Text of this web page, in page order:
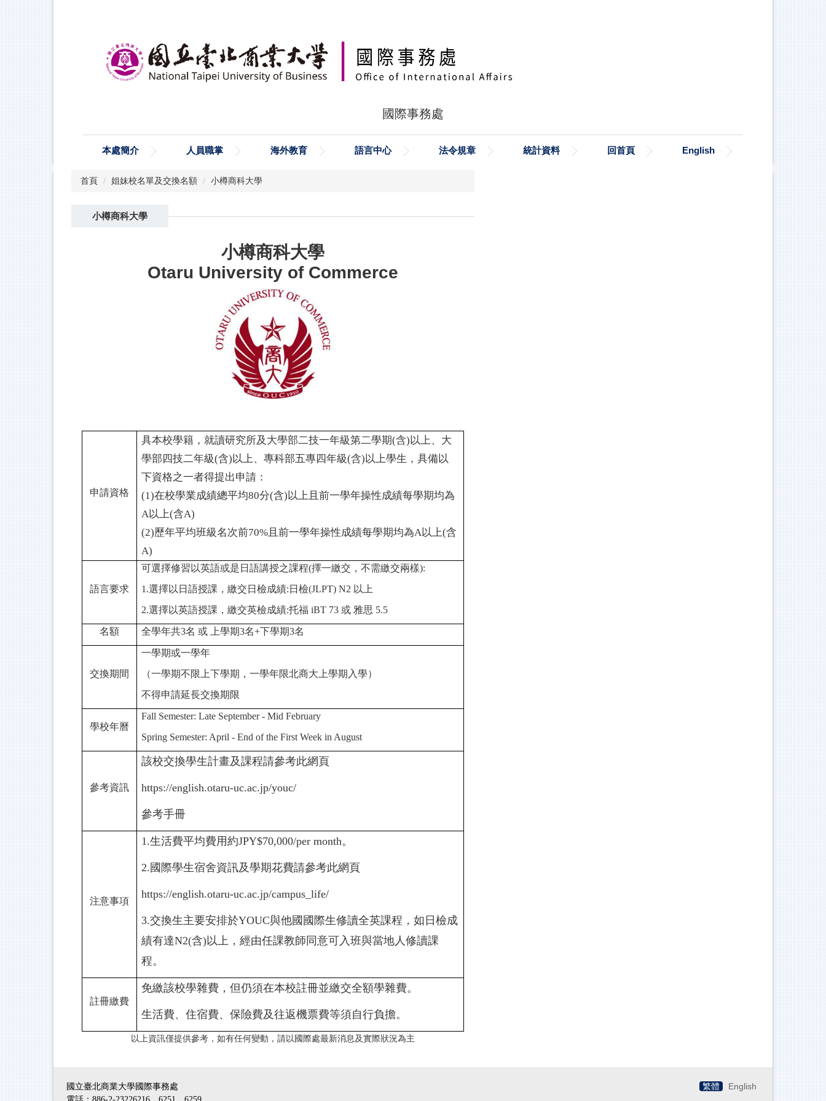
國際事務處
本處簡介 人員職掌 海外教育 語言中心 法令規章 統計資料 回首頁 English
首頁 姐妹校名單及交換名額 小樽商科大學
小樽商科大學
小樽商科大學
Otaru University of Commerce
申請資格
具本校學籍，就讀研究所及大學部二技一年級第二學期(含)以上、大
學部四技二年級(含)以上、專科部五專四年級(含)以上學生，具備以
下資格之一者得提出申請：
(1)在校學業成績總平均80分(含)以上且前一學年操性成績每學期均為
A以上(含A)
(2)歷年平均班級名次前70%且前一學年操性成績每學期均為A以上(含
A)
語言要求
可選擇修習以英語或是日語講授之課程(擇一繳交，不需繳交兩樣):
1.選擇以日語授課，繳交日檢成績:日檢(JLPT) N2 以上
2.選擇以英語授課，繳交英檢成績:托福 iBT 73 或 雅思 5.5
名額 全學年共3名 或 上學期3名+下學期3名
交換期間
一學期或一學年
（一學期不限上下學期，一學年限北商大上學期入學）
不得申請延長交換期限
學校年曆
Fall Semester: Late September - Mid February
Spring Semester: April - End of the First Week in August
參考資訊
該校交換學生計畫及課程請參考此網頁
https://english.otaru-uc.ac.jp/youc/
參考手冊
注意事項
1.生活費平均費用約JPY$70,000/per month。
2.國際學生宿舍資訊及學期花費請參考此網頁
https://english.otaru-uc.ac.jp/campus_life/
3.交換生主要安排於YOUC與他國國際生修讀全英課程，如日檢成
績有達N2(含)以上，經由任課教師同意可入班與當地人修讀課
程。
註冊繳費
免繳該校學雜費，但仍須在本校註冊並繳交全額學雜費。
生活費、住宿費、保險費及往返機票費等須自行負擔。
以上資訊僅提供參考，如有任何變動，請以國際處最新消息及實際狀況為主
繁體 English
國立臺北商業大學國際事務處